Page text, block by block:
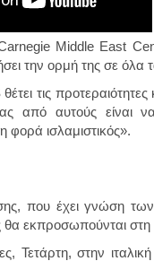
Middle East
την ορμή της σε όλα
τις
από αυτούς είναι
φορά ισλαμιστικός».
που έχει γνώση
θα εκπροσωπούνται
Τετάρτη, στην